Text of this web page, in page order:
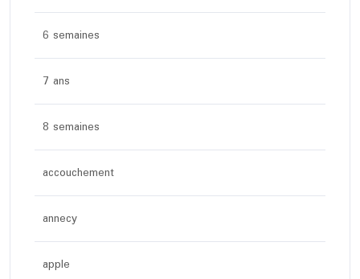
6 semaines
7 ans
8 semaines
accouchement
annecy
apple